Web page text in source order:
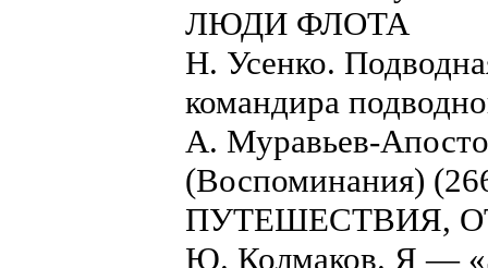
ЛЮДИ ФЛОТА
Н. Усенко.
командира
А. Муравьев-
(Воспоминания)
ПУТЕШЕСТВИЯ,
Ю. Колмаков. Я —